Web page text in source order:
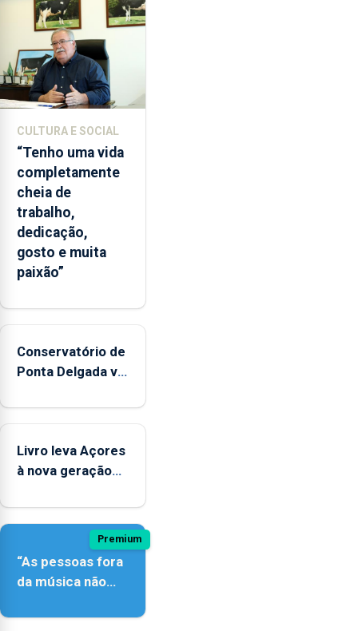
instituição
CULTURA E SOCIAL
“Tenho uma vida
completamente
cheia de
trabalho,
dedicação,
gosto e muita
paixão”
Conservatório de
Ponta Delgada vai
novos
Livro leva Açores
à nova geração
Premium
“As pessoas fora
da música não
quão difícil é